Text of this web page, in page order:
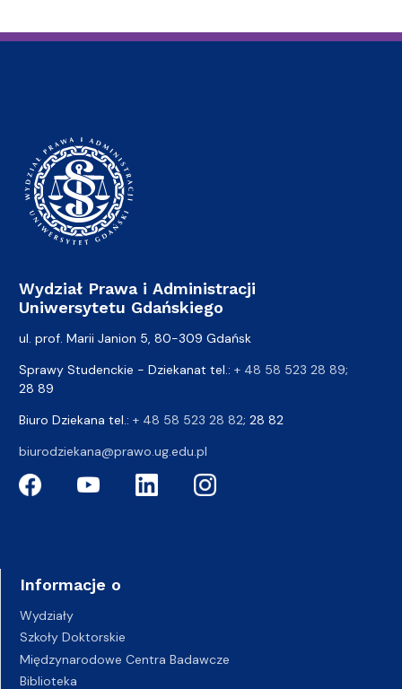
Wydział Prawa i Administracji
Uniwersytetu Gdańskiego
ul. prof. Marii Janion 5, 80-309 Gdańsk
Sprawy Studenckie - Dziekanat tel.: + 48 58 523 28 89;
28 89
Biuro Dziekana tel.: + 48 58 523 28 82; 28 82
biurodziekana@prawo.ug.edu.pl
Informacje o
Wydziały
Szkoły Doktorskie
Międzynarodowe Centra Badawcze
Biblioteka